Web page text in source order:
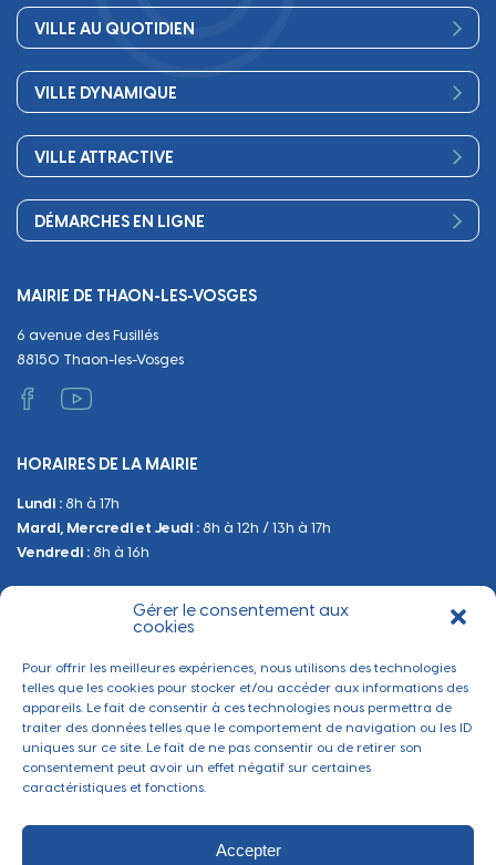
Gérer le consentement aux
cookies
Pour offrir les meilleures expériences, nous utilisons des technologies
telles que les cookies pour stocker et/ou accéder aux informations des
appareils. Le fait de consentir à ces technologies nous permettra de
traiter des données telles que le comportement de navigation ou les ID
uniques sur ce site. Le fait de ne pas consentir ou de retirer son
consentement peut avoir un effet négatif sur certaines
caractéristiques et fonctions.
Accepter
Conseil Municipal
Finances
Démocratie participative
Publications
VILLE AU QUOTIDIEN
Petite enfance
Périscolaire
Séniors, social, santé
Circuler
Emploi
VILLE DYNAMIQUE
Culture
Associations
Equipements
VILLE ATTRACTIVE
Commerces et artisanat
Urbanisme
Tranquillité et sécurité
DÉMARCHES EN LIGNE
Décès
Papiers et citoyenneté
Administratif et technique
Manifestations
Urbanisme
Sanitaire et Sécurité
MAIRIE DE THAON-LES-VOSGES
6 avenue des Fusillés
88150 Thaon-les-Vosges
HORAIRES DE LA MAIRIE
Lundi : 8h à 17h
Mardi, Mercredi et Jeudi : 8h à 12h / 13h à 17h
Vendredi : 8h à 16h
BESOIN D'INFORMATIONS
Contactez-nous